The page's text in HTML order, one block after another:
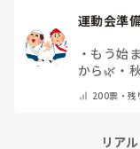
運動会準
・ もう始
から🌿 ・
200票・残
リア